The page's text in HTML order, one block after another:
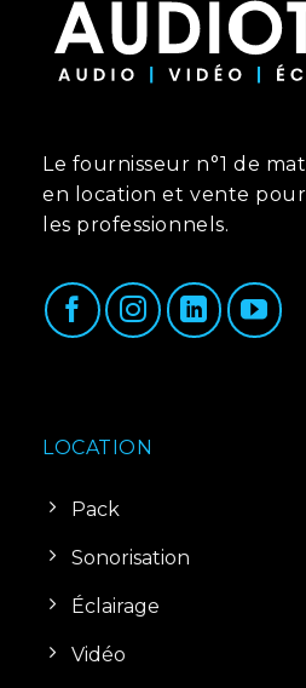
Le fournisseur n°1 de
en location et vente
les professionnels.
LOCATION
Pack
Sonorisation
Éclairage
Vidéo